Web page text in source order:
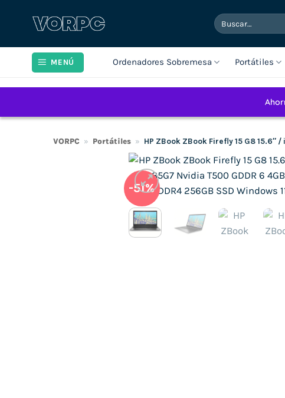
Buscar
por:
MENÚ Ordenadores Sobremesa Portátiles
VORPC » Portátiles » HP ZBook ZBook Firefly 15 G8 15.6″ /
-51%